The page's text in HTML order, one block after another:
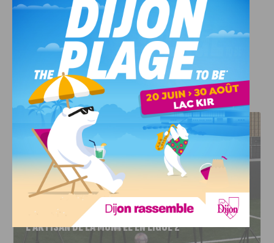
Bonne chance !
J'AIME LE DFCO
DFCO : RENCONTRE AVEC PIERRE-HENRI DEBALLON,
L’ARTISAN DE LA MONTÉE EN LIGUE 2